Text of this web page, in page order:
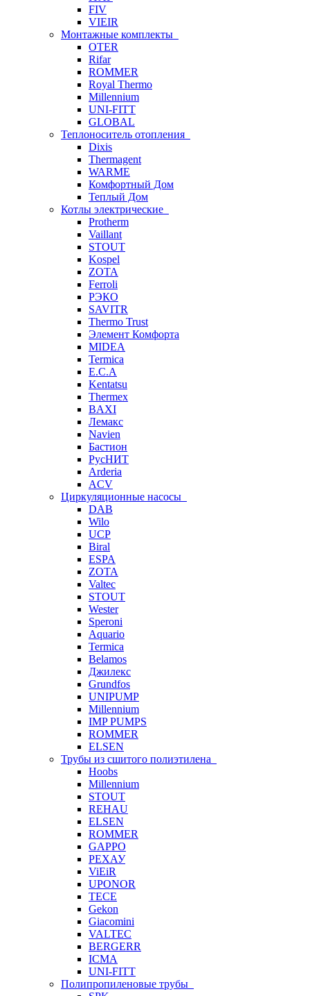
FIV
VIEIR
Монтажные комплекты
OTER
Rifar
ROMMER
Royal Thermo
Millennium
UNI-FITT
GLOBAL
Теплоноситель отопления
Dixis
Thermagent
WARME
Комфортный Дом
Теплый Дом
Котлы электрические
Protherm
Vaillant
STOUT
Kospel
ZOTA
Ferroli
РЭКО
SAVITR
Thermo Trust
Элемент Комфорта
MIDEA
Termica
E.C.A
Kentatsu
Thermex
BAXI
Лемакс
Navien
Бастион
РусНИТ
Arderia
ACV
Циркуляционные насосы
DAB
Wilo
UCP
Biral
ESPA
ZOTA
Valtec
STOUT
Wester
Speroni
Aquario
Termica
Belamos
Джилекс
Grundfos
UNIPUMP
Millennium
IMP PUMPS
ROMMER
ELSEN
Трубы из сшитого полиэтилена
Hoobs
Millennium
STOUT
REHAU
ELSEN
ROMMER
GAPPO
РЕХАУ
ViEiR
UPONOR
TECE
Gekon
Giacomini
VALTEC
BERGERR
ICMA
UNI-FITT
Полипропиленовые трубы